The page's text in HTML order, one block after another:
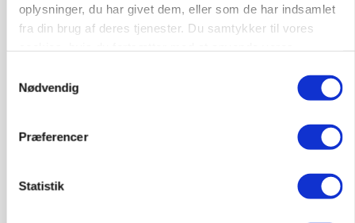
oplysninger, du har givet dem, eller som de har indsamlet
fra din brug af deres tjenester. Du samtykker til vores
Nødvendig
Præferencer
Statistik
protestgruppe vil demonstrere mod ny